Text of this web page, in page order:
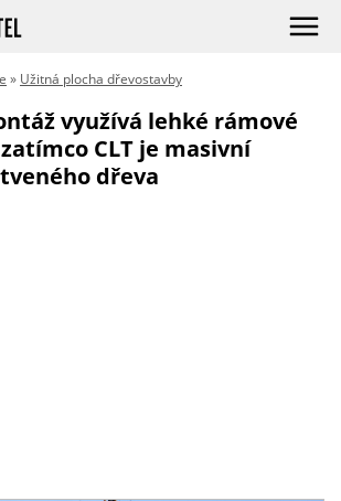
» Užitná plocha dřevostavby
využívá lehké rámové
CLT je masivní
dřeva